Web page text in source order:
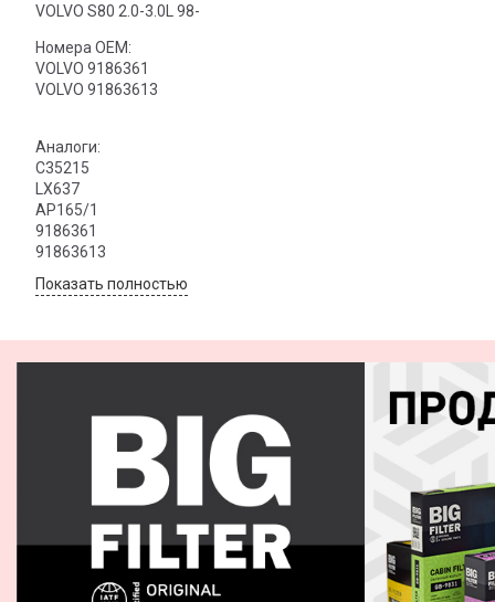
VOLVO S80 2.0-3.0L 98-
Номера OEM:
VOLVO 9186361
VOLVO 91863613
Аналоги:
C35215
LX637
AP165/1
9186361
91863613
Показать полностью